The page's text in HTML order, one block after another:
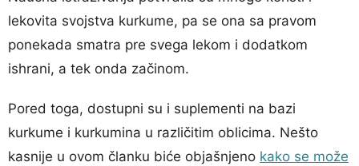
lekovita svojstva kurkume, pa se ona sa pravom
ponekada smatra pre svega lekom i dodatkom
ishrani, a tek onda začinom.
Pored toga, dostupni su i suplementi na bazi
kurkume i kurkumina u različitim oblicima. Nešto
kasnije u ovom članku biće objašnjeno kako se može